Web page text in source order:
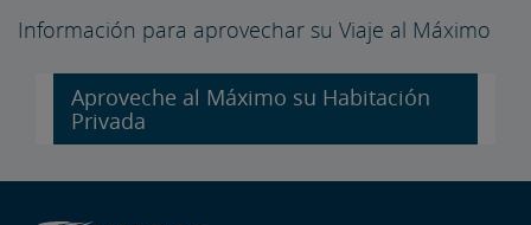
Información para aprovechar su Viaje al Máximo
Aproveche al Máximo su Habitación
Privada